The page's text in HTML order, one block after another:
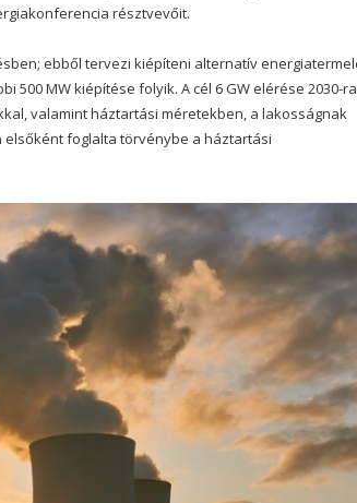
résztvevőit.
ebből tervezi kiépíteni alternatív
MW kiépítése folyik. A cél 6 GW elérése 2030-
valamint háztartási méretekben, a lakosságnak
foglalta törvénybe a háztartási